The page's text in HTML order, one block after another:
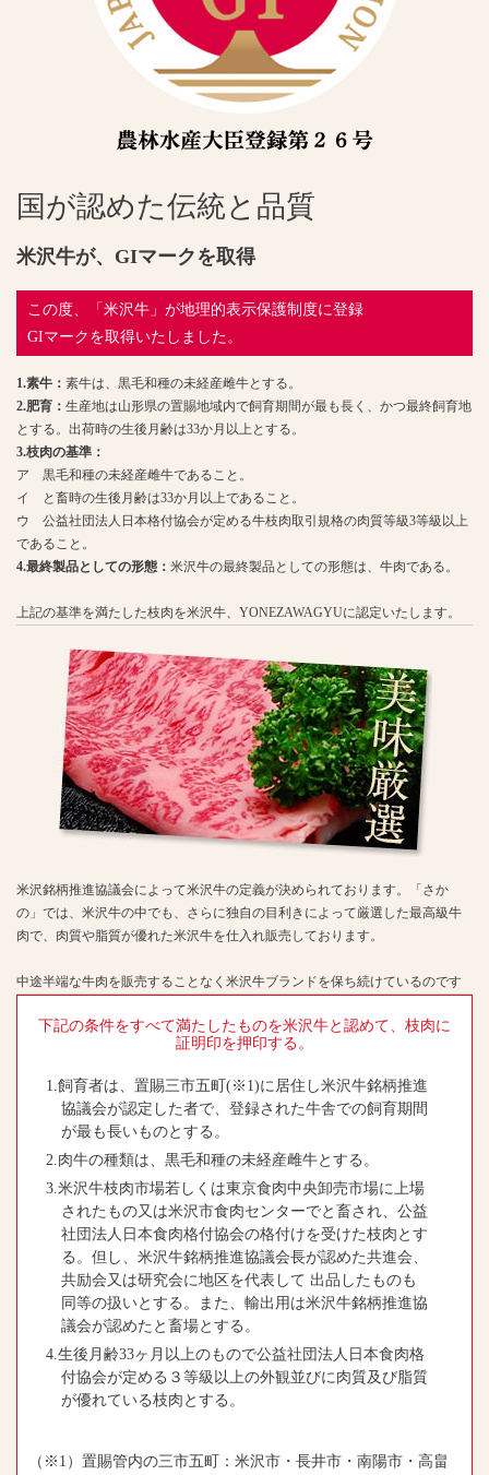
国が認めた伝統と品質
米沢牛が、GIマークを取得
この度、「米沢牛」が地理的表示保護制度に登録
GIマークを取得いたしました。
1.素牛： 素牛は、黒毛和種の未経産雌牛とする。
2.肥育： 生産地は山形県の置賜地域内で飼育期間が最も長く、かつ最終飼育地
とする。出荷時の生後月齢は33か月以上とする。
3.枝肉の基準：
ア 黒毛和種の未経産雌牛であること。
イ と畜時の生後月齢は33か月以上であること。
ウ 公益社団法人日本格付協会が定める牛枝肉取引規格の肉質等級3等級以上
であること。
4.最終製品としての形態： 米沢牛の最終製品としての形態は、牛肉である。
上記の基準を満たした枝肉を米沢牛、YONEZAWAGYUに認定いたします。
米沢銘柄推進協議会によって米沢牛の定義が決められております。「さか
の」では、米沢牛の中でも、さらに独自の目利きによって厳選した最高級牛
肉で、肉質や脂質が優れた米沢牛を仕入れ販売しております。
中途半端な牛肉を販売することなく米沢牛ブランドを保ち続けているのです
下記の条件をすべて満たしたものを米沢牛と認めて、枝肉に
証明印を押印する。
1.飼育者は、置賜三市五町(※1)に居住し米沢牛銘柄推進
協議会が認定した者で、登録された牛舎での飼育期間
が最も長いものとする。
2.肉牛の種類は、黒毛和種の未経産雌牛とする。
3.米沢牛枝肉市場若しくは東京食肉中央卸売市場に上場
されたもの又は米沢市食肉センターでと畜され、公益
社団法人日本食肉格付協会の格付けを受けた枝肉とす
る。但し、米沢牛銘柄推進協議会長が認めた共進会、
共励会又は研究会に地区を代表して 出品したものも
同等の扱いとする。また、輸出用は米沢牛銘柄推進協
議会が認めたと畜場とする。
4.生後月齢33ヶ月以上のもので公益社団法人日本食肉格
付協会が定める３等級以上の外観並びに肉質及び脂質
が優れている枝肉とする。
（※1）置賜管内の三市五町：米沢市・長井市・南陽市・高畠